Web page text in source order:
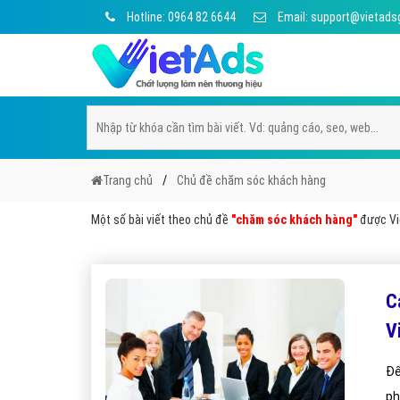
Hotline: 0964 82 6644 Email:
Trang chủ Chủ đề chăm sóc khách hàng
Một số bài viết theo chủ đề "chăm sóc khách hàng"được